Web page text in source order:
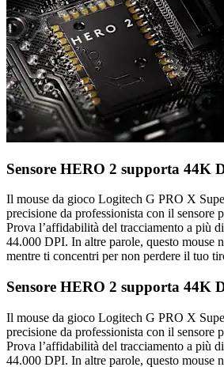
Sensore HERO 2 supporta 44K
Il mouse da gioco Logitech G PRO X
precisione da professionista con il sensore
Prova l’affidabilità del tracciamento a più
44.000 DPI. In altre parole, questo mouse
mentre ti concentri per non perdere il tuo
Sensore HERO 2 supporta 44K
Il mouse da gioco Logitech G PRO X
precisione da professionista con il sensore
Prova l’affidabilità del tracciamento a più
44.000 DPI. In altre parole, questo mouse